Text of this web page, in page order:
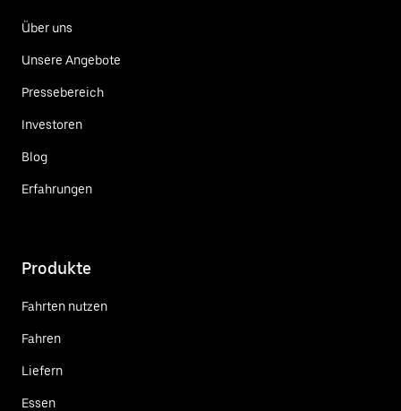
Über uns
Unsere Angebote
Pressebereich
Investoren
Blog
Erfahrungen
Produkte
Fahrten nutzen
Fahren
Liefern
Essen